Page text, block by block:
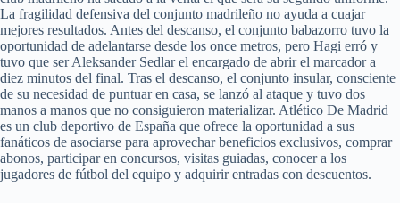
La fragilidad defensiva del conjunto madrileño no ayuda a cuajar
mejores resultados. Antes del descanso, el conjunto babazorro tuvo la
oportunidad de adelantarse desde los once metros, pero Hagi erró y
tuvo que ser Aleksander Sedlar el encargado de abrir el marcador a
diez minutos del final. Tras el descanso, el conjunto insular, consciente
de su necesidad de puntuar en casa, se lanzó al ataque y tuvo dos
manos a manos que no consiguieron materializar. Atlético De Madrid
es un club deportivo de España que ofrece la oportunidad a sus
fanáticos de asociarse para aprovechar beneficios exclusivos, comprar
abonos, participar en concursos, visitas guiadas, conocer a los
jugadores de fútbol del equipo y adquirir entradas con descuentos.